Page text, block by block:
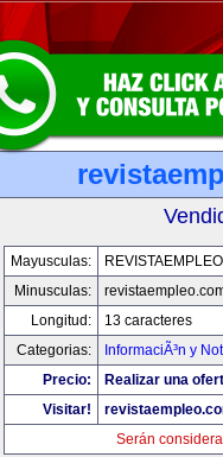
Mayusculas:
Minusculas:
Longitud:
13 caracteres
Categorias:
InformaciÃ³n y
Precio:
Realizar una
Visitar!
Serán